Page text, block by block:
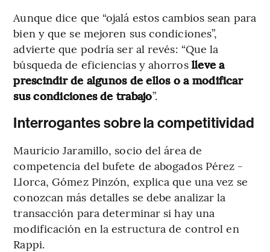
Aunque dice que “ojalá estos cambios sean para
bien y que se mejoren sus condiciones”,
advierte que podría ser al revés: “Que la
búsqueda de eficiencias y ahorros lleve a
prescindir de algunos de ellos o a modificar
sus condiciones de trabajo”.
Interrogantes sobre la competitividad
Mauricio Jaramillo, socio del área de
competencia del bufete de abogados Pérez -
Llorca, Gómez Pinzón, explica que una vez se
conozcan más detalles se debe analizar la
transacción para determinar si hay una
modificación en la estructura de control en
Rappi.